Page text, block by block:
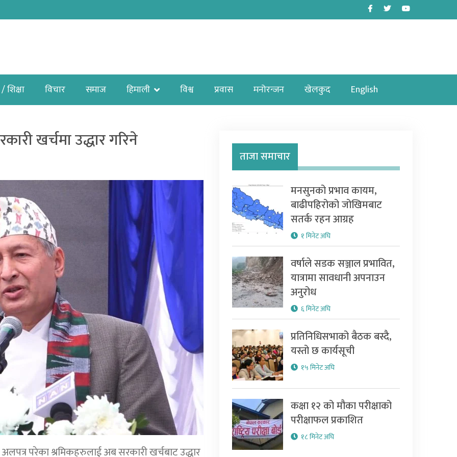
Facebook
TwitterYoutube
शिक्षा विचार समाज हिमाली विश्व प्रवास मनोरन्जन खेलकुद English
खर्चमा उद्धार गरिने
परेका श्रमिकहरुलाई अब सरकारी खर्चबाट उद्धार
ताजा समाचार
मनसुनको प्रभाव कायम,
बाढीपहिरोको जोखिमबाट
सतर्क रहन आग्रह
१ मिनेट अघि
वर्षाले सडक सञ्जाल प्रभावित,
यात्रामा सावधानी अपनाउन
अनुरोध
६ मिनेट अघि
प्रतिनिधिसभाको बैठक बस्दै,
यस्तो छ कार्यसूची
१५ मिनेट अघि
कक्षा १२ को मौका परीक्षाको
परीक्षाफल प्रकाशित
१८ मिनेट अघि